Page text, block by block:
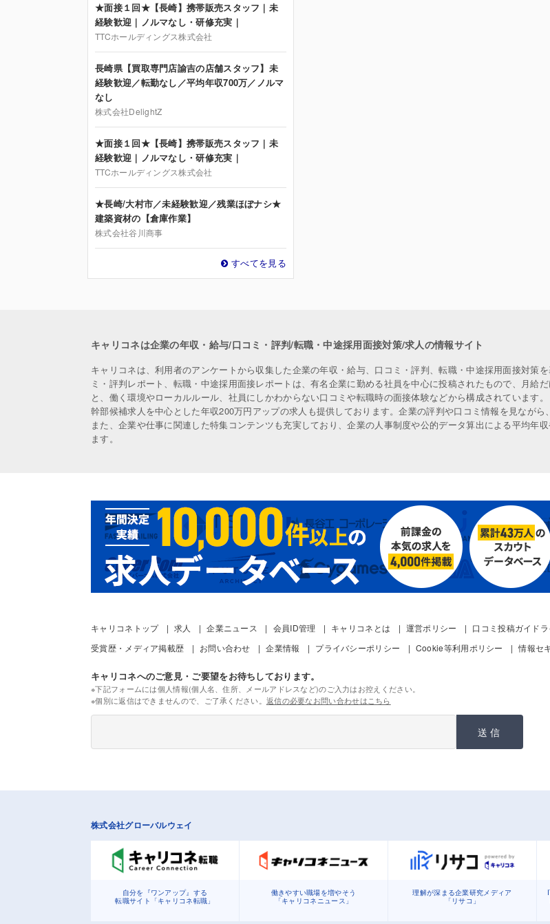
★面接１回★【長崎】携帯販売スタッフ｜未
経験歓迎｜ノルマなし・研修充実｜
TTCホールディングス株式会社
長崎県【買取専門店諭吉の店舗スタッフ】未
経験歓迎／転勤なし／平均年収700万／ノルマ
なし
株式会社DelightZ
★面接１回★【長崎】携帯販売スタッフ｜未
経験歓迎｜ノルマなし・研修充実｜
TTCホールディングス株式会社
★長崎/大村市／未経験歓迎／残業ほぼナシ★
建築資材の【倉庫作業】
株式会社谷川商事
すべてを見る
キャリコネは企業の年収・給与/口コミ・評判/転職・中途採用面接対策/求人の情報サイト
キャリコネは、利用者のアンケートから収集した企業の年収・給与、口コミ・評判、転職・中途採用面接対策
ミ・評判レポート、転職・中途採用面接レポートは、有名企業に勤める社員を中心に投稿されたもので、月給
と、働く環境やローカルルール、社員にしかわからない口コミや転職時の面接体験などから構成されています。
幹部候補求人を中心とした年収200万円アップの求人も提供しております。企業の評判や口コミ情報を見ながら
また、企業や仕事に関連した特集コンテンツも充実しており、企業の人事制度や公的データ算出による平均年
ます。
キャリコネトップ 求人 企業ニュース 会員ID管理 キャリコネとは 運営ポリシー 口コミ投稿ガイドラ
受賞歴・メディア掲載歴
お問い合わせ 企業情報 プライバシーポリシー Cookie等利用ポリシー 情報セ
キャリコネへのご意見・ご要望をお待ちしております。
※下記フォームには個人情報(個人名、住所、メールアドレスなど)のご入力はお控えください。
※個別に返信はできませんので、ご了承ください。 返信の必要なお問い合わせはこちら
送信
株式会社グローバルウェイ
自分を『ワンアップ』する
転職サイト「キャリコネ転職」
働きやすい職場を増やそう
「キャリコネニュース」
理解が深まる企業研究メディア
「リサコ」